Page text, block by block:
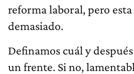
reforma laboral, pero esta
demasiado.
Definamos cuál y
un frente. Si no,